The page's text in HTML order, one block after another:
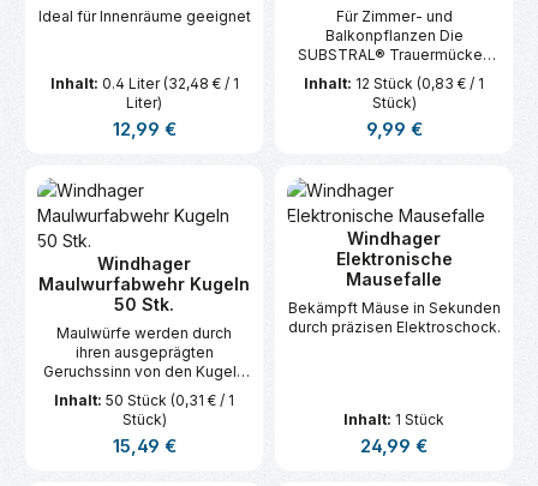
Ideal für Innenräume geeignet
Inhalt: 0.4 Liter(32,48 € / 1
Liter)
Regulärer Preis:
12,99 €
Für Zimmer- und
Balkonpflanzen Die
SUBSTRAL® Trauermücken
Pflanzen-Kur enthält
bioaktive Inhaltsstoffe &
ätherische Öle. Die
hochkonzentrierten
Regenerationsfähigkeit bei
Trauermücken anfälligen
Pflanzen. Die Kräuteraromen
vitalisieren die Pflanze,
gleichzeitig meiden
Trauermücken die
behandelte Erde. Zusätzlich
wird der Wurzelraum der
Trauermücken meiden die
Kräuteraromen -
Kräutergeruch vermindert
Inhalt: 12 Stück (0,83 € / 1
Stück)
Regulärer Preis:
9,99 €
Windhager
Maulwurfabwehr Kugeln
50 Stk.
Maulwürfe werden durch
ihren ausgeprägten
Geruchssinn von den Kugeln
in die Flucht geschlagen.
Inhalt: 50 Stück (0,31 € / 1
Stück)
Regulärer Preis:
15,49 €
Windhager
Elektronische
Mausefalle
Bekämpft Mäuse in Sekunden
durch präzisen Elektroschock.
Inhalt: 1 Stück
Regulärer Preis:
24,99 €